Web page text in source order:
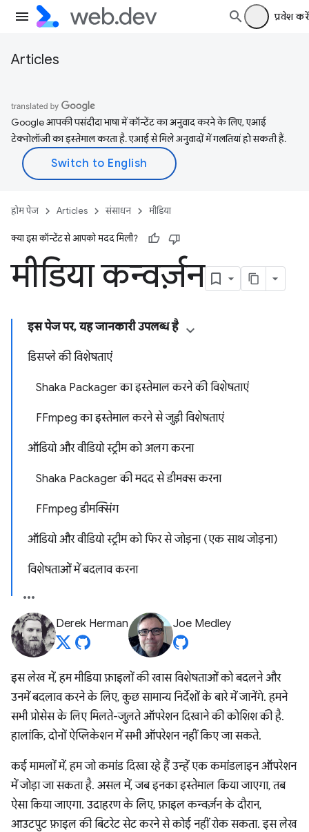
प्रवेश करें
Articles
Google आपकी पसंदीदा भाषा में कॉन्टेंट का अनुवाद करने के लिए, एआई
टेक्नोलॉजी का इस्तेमाल करता है. एआई से मिले अनुवादों में गलतियां हो सकती हैं.
होम पेज Articles संसाधन मीडिया
क्या इस कॉन्टेंट से आपको मदद मिली?
मीडिया कन्वर्ज़न
इस पेज पर, यह जानकारी उपलब्ध है
डिसप्ले की विशेषताएं
Shaka Packager का इस्तेमाल करने की विशेषताएं
FFmpeg का इस्तेमाल करने से जुड़ी विशेषताएं
ऑडियो और वीडियो स्ट्रीम को अलग करना
Shaka Packager की मदद से डीमक्स करना
FFmpeg डीमक्सिंग
ऑडियो और वीडियो स्ट्रीम को फिर से जोड़ना (एक साथ जोड़ना)
विशेषताओं में बदलाव करना
Derek Herman Joe Medley
इस लेख में, हम मीडिया फ़ाइलों की खास विशेषताओं को बदलने और
उनमें बदलाव करने के लिए, कुछ सामान्य निर्देशों के बारे में जानेंगे. हमने
सभी प्रोसेस के लिए मिलते-जुलते ऑपरेशन दिखाने की कोशिश की है.
हालांकि, दोनों ऐप्लिकेशन में सभी ऑपरेशन नहीं किए जा सकते.
कई मामलों में, हम जो कमांड दिखा रहे हैं उन्हें एक कमांडलाइन ऑपरेशन
में जोड़ा जा सकता है. असल में, जब इनका इस्तेमाल किया जाएगा, तब
ऐसा किया जाएगा. उदाहरण के लिए, फ़ाइल कन्वर्ज़न के दौरान,
आउटपुट फ़ाइल की बिटरेट सेट करने से कोई नहीं रोक सकता. इस लेख